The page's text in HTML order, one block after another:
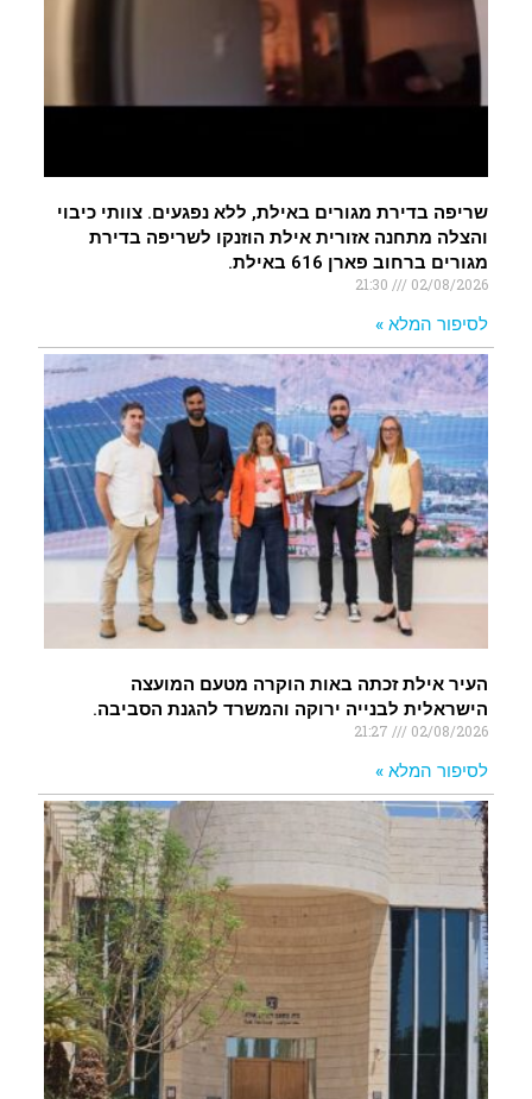
שריפה בדירת מגורים באילת, ללא נפגעים. צוותי כיבוי
והצלה מתחנה אזורית אילת הוזנקו לשריפה בדירת
מגורים ברחוב פארן 616 באילת.
02/08/2026
לסיפור המלא »
העיר אילת זכתה באות הוקרה מטעם המועצה
הישראלית לבנייה ירוקה והמשרד להגנת הסביבה.
02/08/2026
לסיפור המלא »